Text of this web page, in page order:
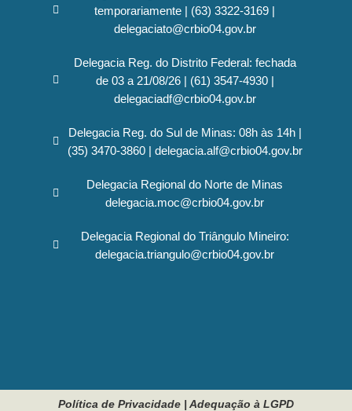
temporariamente | (63) 3322-3169 |
delegaciato@crbio04.gov.br
Delegacia Reg. do Distrito Federal: fechada
de 03 a 21/08/26 | (61) 3547-4930 |
delegaciadf@crbio04.gov.br
Delegacia Reg. do Sul de Minas: 08h às 14h |
(35) 3470-3860 | delegacia.alf@crbio04.gov.br
Delegacia Regional do Norte de Minas
delegacia.moc@crbio04.gov.br
Delegacia Regional do Triângulo Mineiro:
delegacia.triangulo@crbio04.gov.br
Política de Privacidade Adequação à LGPD